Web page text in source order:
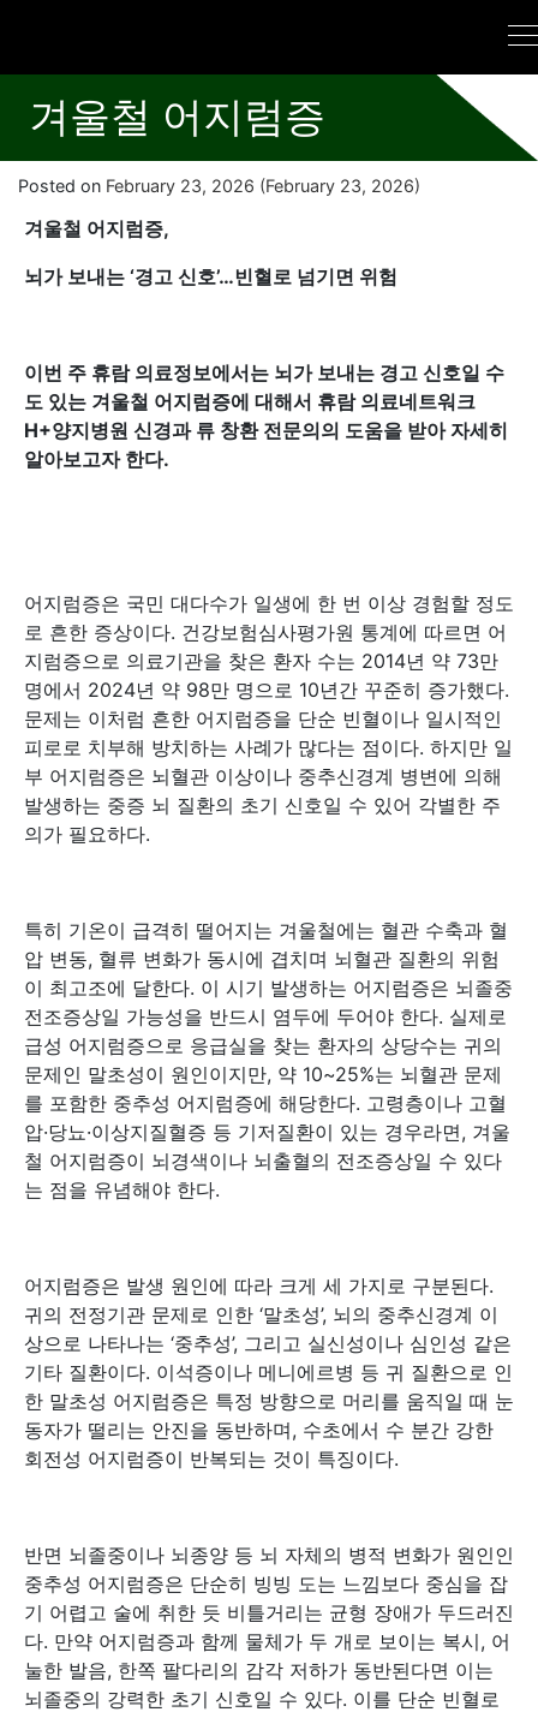
겨울철 어지럼증
Posted on February 23, 2026 (February 23, 2026)
겨울철 어지럼증,
뇌가 보내는 ‘경고 신호’…빈혈로 넘기면 위험
이번 주 휴람 의료정보에서는 뇌가 보내는 경고 신호일 수
도 있는 겨울철 어지럼증에 대해서 휴람 의료네트워크
H+양지병원 신경과 류 창환 전문의의 도움을 받아 자세히
알아보고자 한다.
어지럼증은 국민 대다수가 일생에 한 번 이상 경험할 정도
로 흔한 증상이다. 건강보험심사평가원 통계에 따르면 어
지럼증으로 의료기관을 찾은 환자 수는 2014년 약 73만
명에서 2024년 약 98만 명으로 10년간 꾸준히 증가했다.
문제는 이처럼 흔한 어지럼증을 단순 빈혈이나 일시적인
피로로 치부해 방치하는 사례가 많다는 점이다. 하지만 일
부 어지럼증은 뇌혈관 이상이나 중추신경계 병변에 의해
발생하는 중증 뇌 질환의 초기 신호일 수 있어 각별한 주
의가 필요하다.
특히 기온이 급격히 떨어지는 겨울철에는 혈관 수축과 혈
압 변동, 혈류 변화가 동시에 겹치며 뇌혈관 질환의 위험
이 최고조에 달한다. 이 시기 발생하는 어지럼증은 뇌졸중
전조증상일 가능성을 반드시 염두에 두어야 한다. 실제로
급성 어지럼증으로 응급실을 찾는 환자의 상당수는 귀의
문제인 말초성이 원인이지만, 약 10~25%는 뇌혈관 문제
를 포함한 중추성 어지럼증에 해당한다. 고령층이나 고혈
압·당뇨·이상지질혈증 등 기저질환이 있는 경우라면, 겨울
철 어지럼증이 뇌경색이나 뇌출혈의 전조증상일 수 있다
는 점을 유념해야 한다.
어지럼증은 발생 원인에 따라 크게 세 가지로 구분된다.
귀의 전정기관 문제로 인한 ‘말초성’, 뇌의 중추신경계 이
상으로 나타나는 ‘중추성’, 그리고 실신성이나 심인성 같은
기타 질환이다. 이석증이나 메니에르병 등 귀 질환으로 인
한 말초성 어지럼증은 특정 방향으로 머리를 움직일 때 눈
동자가 떨리는 안진을 동반하며, 수초에서 수 분간 강한
회전성 어지럼증이 반복되는 것이 특징이다.
반면 뇌졸중이나 뇌종양 등 뇌 자체의 병적 변화가 원인인
중추성 어지럼증은 단순히 빙빙 도는 느낌보다 중심을 잡
기 어렵고 술에 취한 듯 비틀거리는 균형 장애가 두드러진
다. 만약 어지럼증과 함께 물체가 두 개로 보이는 복시, 어
눌한 발음, 한쪽 팔다리의 감각 저하가 동반된다면 이는
뇌졸중의 강력한 초기 신호일 수 있다. 이를 단순 빈혈로